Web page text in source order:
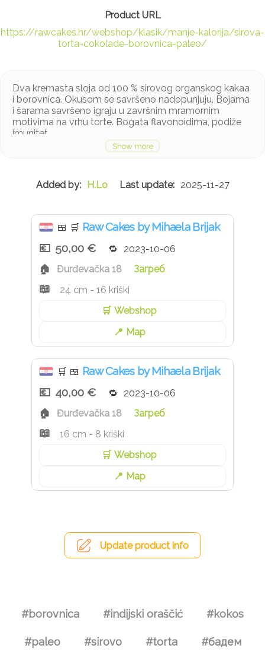
https://rawcakes.hr/webshop/klasik/manje-kalorija/sirova-
torta-cokolade-borovnica-paleo/
Dva kremasta sloja od 100 % sirovog organskog kakaa
i borovnica. Okusom se savršeno nadopunjuju. Bojama
i šarama savršeno igraju u završnim mramornim
motivima na vrhu torte. Bogata flavonoidima, podiže
imunitet.
Sastojci: *Indijski oraščići, *bademi, *javorov sirup ili
organski uzgoj), *xylitol (brezin šećer), *borovnice,
*kakao maslac, *napitak od badema
Dostupno tijekom cijele godine.
H.Lo 2025-11-27
🍱 🛒 Raw Cakes by Mihaela Brijak
50,00 €
2023-10-06
Đurđevačka 18
Загреб
24 cm - 16 kriški
Webshop
Map
🛒 🍱 Raw Cakes by Mihaela Brijak
40,00 €
2023-10-06
Đurđevačka 18
Загреб
16 cm - 8 kriški
Webshop
Map
Update product info
#borovnica #indijski oraščić #kokos
#paleo #sirovo #torta #бадем